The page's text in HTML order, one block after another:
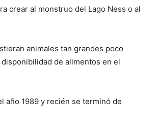
crear al monstruo del Lago Ness o al
animales tan grandes poco
de alimentos en el
año 1989 y recién se terminó de